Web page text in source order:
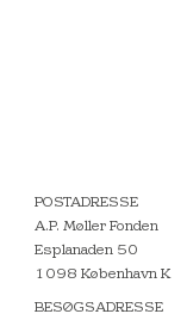
POSTADRESSE
A.P. Møller Fonden
Esplanaden 50
1098 København K
BESØGSADRESSE